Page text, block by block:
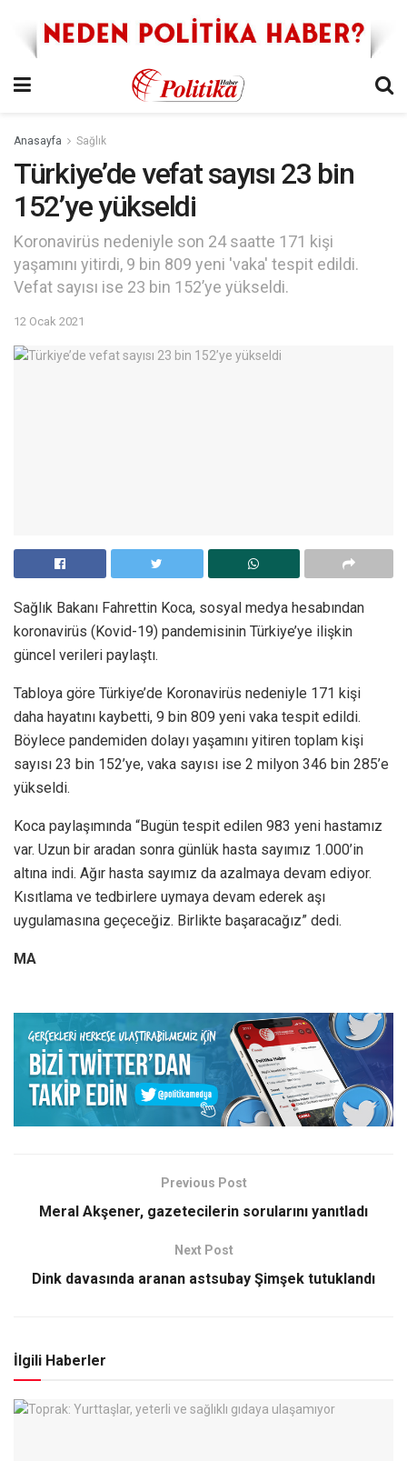
Anasayfa Sağlık
Türkiye’de vefat sayısı 23 bin
152’ye yükseldi
Koronavirüs nedeniyle son 24 saatte 171 kişi
yaşamını yitirdi, 9 bin 809 yeni 'vaka' tespit edildi.
Vefat sayısı ise 23 bin 152’ye yükseldi.
12 Ocak 2021
Sağlık Bakanı Fahrettin Koca, sosyal medya hesabından
koronavirüs (Kovid-19) pandemisinin Türkiye’ye ilişkin
güncel verileri paylaştı.
Tabloya göre Türkiye’de Koronavirüs nedeniyle 171 kişi
daha hayatını kaybetti, 9 bin 809 yeni vaka tespit edildi.
Böylece pandemiden dolayı yaşamını yitiren toplam kişi
sayısı 23 bin 152’ye, vaka sayısı ise 2 milyon 346 bin 285’e
yükseldi.
Koca paylaşımında “Bugün tespit edilen 983 yeni hastamız
var. Uzun bir aradan sonra günlük hasta sayımız 1.000’in
altına indi. Ağır hasta sayımız da azalmaya devam ediyor.
Kısıtlama ve tedbirlere uymaya devam ederek aşı
uygulamasına geçeceğiz. Birlikte başaracağız” dedi.
MA
Previous Post
Meral Akşener, gazetecilerin sorularını yanıtladı
Next Post
Dink davasında aranan astsubay Şimşek tutuklandı
İlgili Haberler